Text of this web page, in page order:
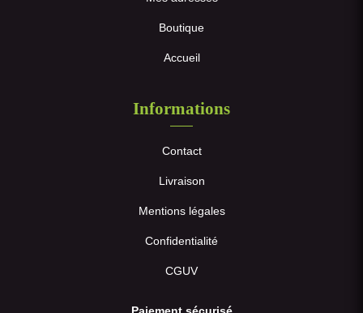
Boutique
Accueil
Informations
Contact
Livraison
Mentions légales
Confidentialité
CGUV
Paiement sécurisé